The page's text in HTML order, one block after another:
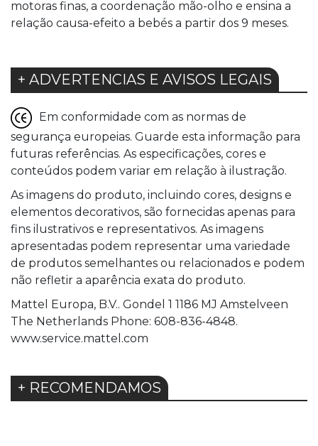
motoras finas, a coordenação mão-olho e ensina a
relação causa-efeito a bebés a partir dos 9 meses.
+ ADVERTENCIAS E AVISOS LEGAIS
Em conformidade com as normas de
segurança europeias. Guarde esta informação para
futuras referências. As especificações, cores e
conteúdos podem variar em relação à ilustração.
As imagens do produto, incluindo cores, designs e
elementos decorativos, são fornecidas apenas para
fins ilustrativos e representativos. As imagens
apresentadas podem representar uma variedade
de produtos semelhantes ou relacionados e podem
não refletir a aparência exata do produto.
Mattel Europa, B.V.. Gondel 1 1186 MJ Amstelveen
The Netherlands Phone: 608-836-4848.
www.service.mattel.com
+ RECOMENDAMOS